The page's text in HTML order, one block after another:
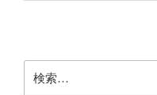
索: